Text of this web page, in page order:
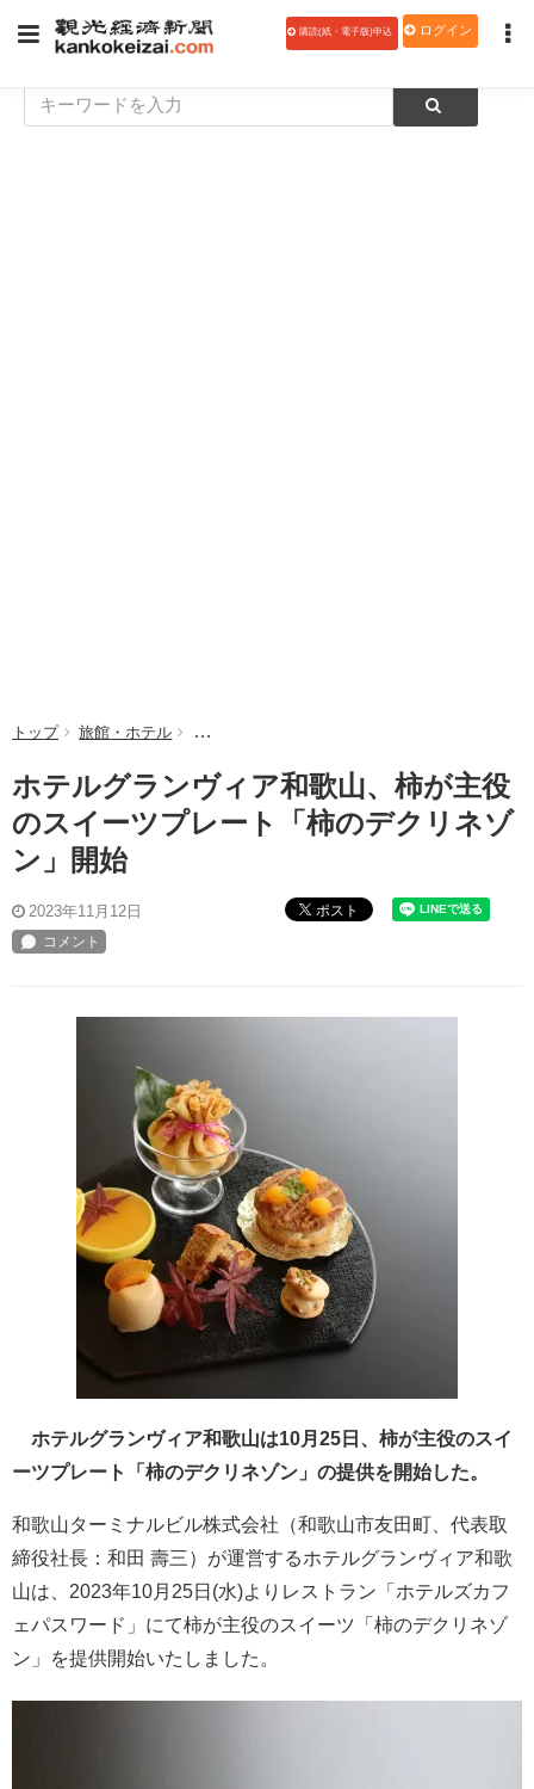
購読(紙・電子版)申込 ログイン
トップ 旅館・ホテル ホテルグランヴィア和歌山、柿が主役のスイー
ホテルグランヴィア和歌山、柿が主役
のスイーツプレート「柿のデクリネゾ
ン」開始
2023年11月12日 ポスト
ホテルグランヴィア和歌山は10月25日、柿が主役のスイ
ーツプレート「柿のデクリネゾン」の提供を開始した。
和歌山ターミナルビル株式会社（和歌山市友田町、代表取
締役社長：和田 壽三）が運営するホテルグランヴィア和歌
山は、2023年10月25日(水)よりレストラン「ホテルズカフ
ェパスワード」にて柿が主役のスイーツ「柿のデクリネゾ
ン」を提供開始いたしました。